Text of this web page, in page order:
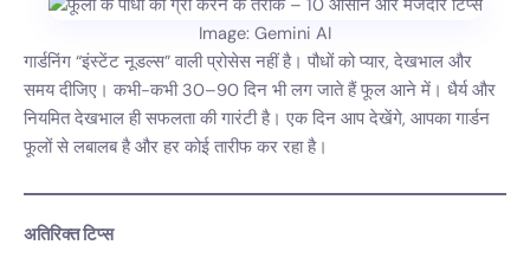
Image: Gemini AI
गार्डनिंग “इंस्टेंट नूडल्स” वाली प्रोसेस नहीं है। पौधों को प्यार, देखभाल और
समय दीजिए। कभी-कभी 30–90 दिन भी लग जाते हैं फूल आने में। धैर्य और
नियमित देखभाल ही सफलता की गारंटी है। एक दिन आप देखेंगे, आपका गार्डन
फूलों से लबालब है और हर कोई तारीफ कर रहा है।
अतिरिक्त टिप्स